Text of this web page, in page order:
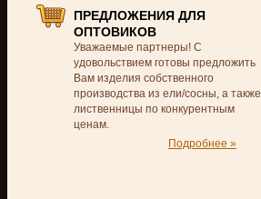
ПРЕДЛОЖЕНИЯ ДЛЯ
ОПТОВИКОВ
Уважаемые партнеры! С
удовольствием готовы предложить
Вам изделия собственного
производства из ели/сосны, а также
лиственницы по конкурентным
ценам.
Подробнее »